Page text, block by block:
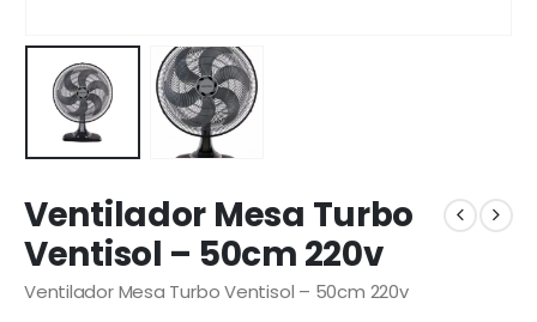
Ventilador Mesa Turbo
Ventisol – 50cm 220v
Ventilador Mesa Turbo Ventisol – 50cm 220v